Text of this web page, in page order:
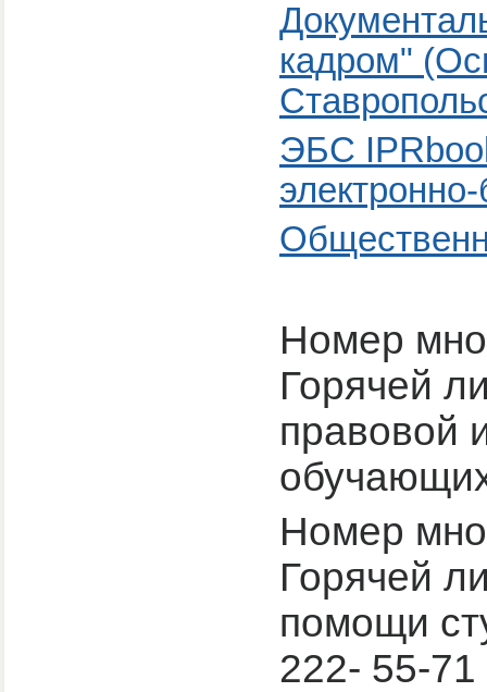
кадром"
ЭБС
Номер
Горячей
правовой
Номер
Горячей
помощи
222- 55-